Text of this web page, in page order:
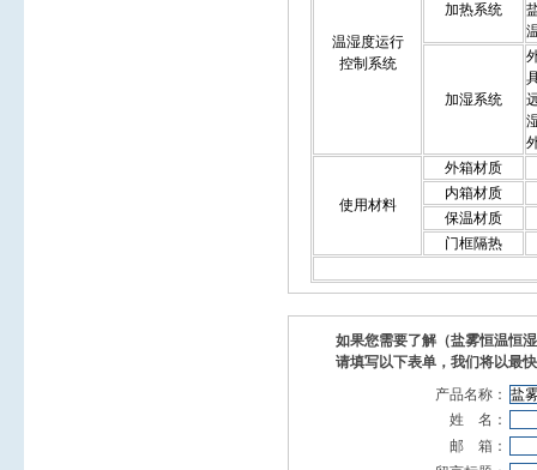
温湿度运行
控制系统
加热系统
加湿系统
使用材料
外箱材质
内箱材质
保温材质
门框隔热
如果您需要了解（盐雾恒温恒
请填写以下表单，我们将以最
产品名称：
姓 名：
邮 箱：